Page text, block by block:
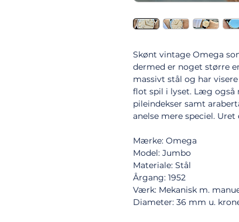
Skønt vintage Omega
dermed er noget større
massivt stål og har
flot spil i lyset. Læg
pileindekser samt
anelse mere speciel.
Mærke: Omega
Model: Jumbo
Materiale: Stål
Årgang: 1952
Værk: Mekanisk m.
Diameter: 36 mm u.